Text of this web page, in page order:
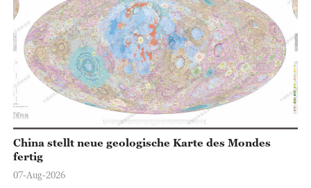
China stellt neue geologische Karte des Mondes
fertig
07-Aug-2026